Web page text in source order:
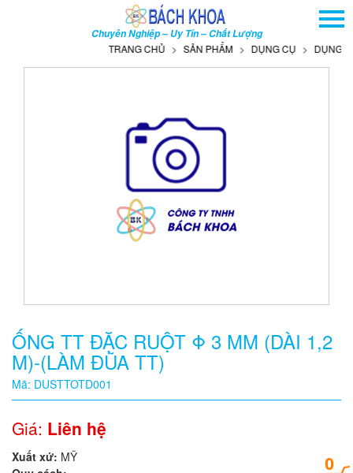
Chuyên Nghiệp – Uy Tín – Chất Lượng
Quy
cách
Giá:
0 0
TRANG CHỦ SẢN PHẨM DỤNG CỤ DỤNG CỤ
ỐNG TT ĐẶC RUỘT Φ 3 MM (DÀI 1,2
M)-(LÀM ĐŨA TT)
Mã: DUSTTOTD001
Giá: Liên hệ
Xuất xứ: MỸ